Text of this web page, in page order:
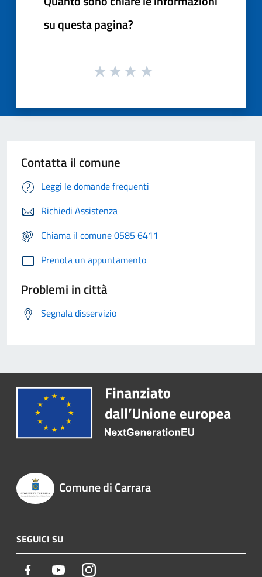
su questa pagina?
Contatta il comune
Leggi le domande frequenti
Richiedi Assistenza
Chiama il comune 0585 6411
Prenota un appuntamento
Problemi in città
Segnala disservizio
Comune di Carrara
SEGUICI SU
Facebook YoutubeInstagram